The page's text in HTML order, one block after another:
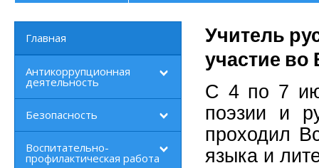
Главная
Антикоррупционная
деятельность
Безопасность
Воспитательно-
профилактическая работа
Учитель
участие
С 4 по 7
поэзии и
проходил
языка и